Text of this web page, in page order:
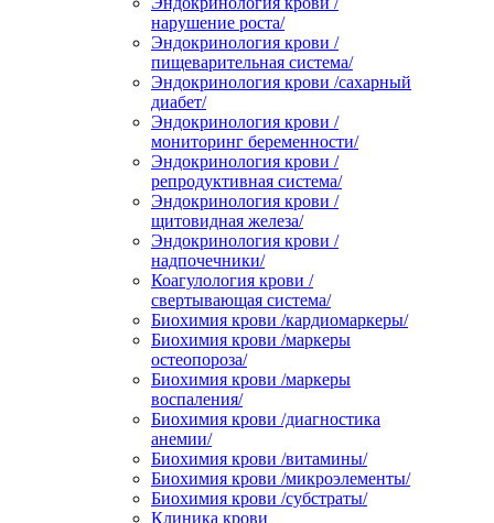
нарушение роста/
Эндокринология крови /
пищеварительная система/
Эндокринология крови /сахарный
диабет/
Эндокринология крови /
мониторинг беременности/
Эндокринология крови /
репродуктивная система/
Эндокринология крови /
щитовидная железа/
Эндокринология крови /
надпочечники/
Коагулология крови /
свертывающая система/
Биохимия крови /кардиомаркеры/
Биохимия крови /маркеры
остеопороза/
Биохимия крови /маркеры
воспаления/
Биохимия крови /диагностика
анемии/
Биохимия крови /витамины/
Биохимия крови /микроэлементы/
Биохимия крови /субстраты/
Клиника крови